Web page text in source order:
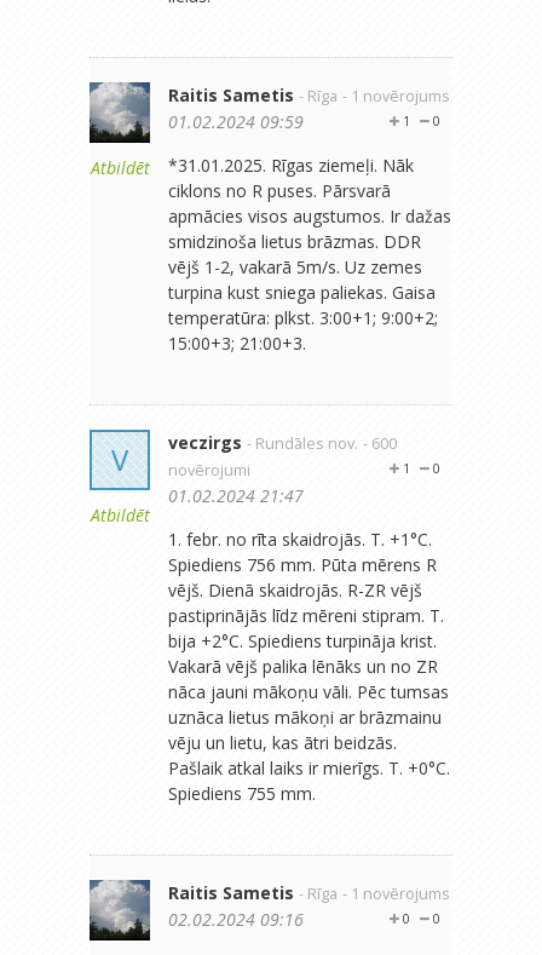
Atbildēt
Raitis Sametis - Rīga - 1 novērojums
0
1
01.02.2024 09:59
*31.01.2025. Rīgas ziemeļi. Nāk
ciklons no R puses. Pārsvarā
apmācies visos augstumos. Ir dažas
smidzinoša lietus brāzmas. DDR
vējš 1-2, vakarā 5m/s. Uz zemes
turpina kust sniega paliekas. Gaisa
temperatūra: plkst. 3:00+1; 9:00+2;
15:00+3; 21:00+3.
V
Atbildēt
veczirgs - Rundāles nov. - 600
novērojumi
0
1
01.02.2024 21:47
1. febr. no rīta skaidrojās. T. +1°C.
Spiediens 756 mm. Pūta mērens R
vējš. Dienā skaidrojās. R-ZR vējš
pastiprinājās līdz mēreni stipram. T.
bija +2°C. Spiediens turpināja krist.
Vakarā vējš palika lēnāks un no ZR
nāca jauni mākoņu vāli. Pēc tumsas
uznāca lietus mākoņi ar brāzmainu
vēju un lietu, kas ātri beidzās.
Pašlaik atkal laiks ir mierīgs. T. +0°C.
Spiediens 755 mm.
Raitis Sametis - Rīga - 1 novērojums
0
0
02.02.2024 09:16